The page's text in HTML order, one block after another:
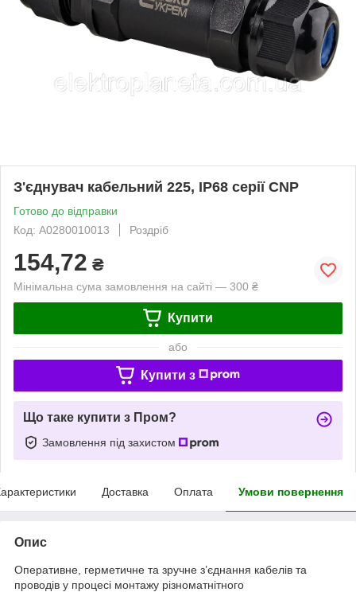
З'єднувач кабельний 225, IP68 серії CNP
Готово до відправки
Код: A0280010013
Роздріб
154,72 ₴
Мінімальна сума замовлення на сайті — 300 ₴
Купити
або
Купити з
Що таке купити з Пром?
Замовлення під захистом
Доставка Оплата Умови повернення
Опис
Оперативне, герметичне та зручне з’єднання кабелів та
проводів у процесі монтажу різноматнітного